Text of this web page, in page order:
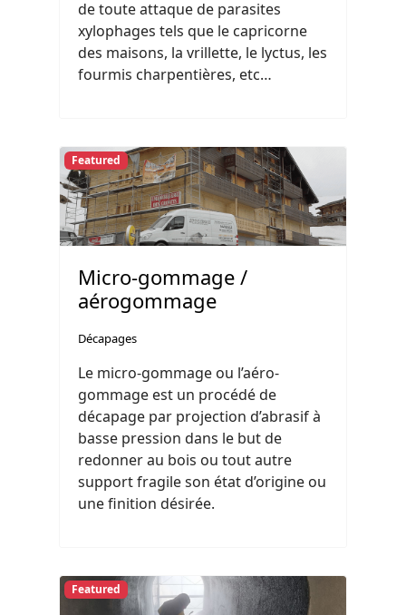
de toute attaque de parasites
xylophages tels que le capricorne
des maisons, la vrillette, le lyctus, les
fourmis charpentières, etc…
Featured
Micro-gommage /
aérogommage
Décapages
Le micro-gommage ou l’aéro-
gommage est un procédé de
décapage par projection d’abrasif à
basse pression dans le but de
redonner au bois ou tout autre
support fragile son état d’origine ou
une finition désirée.
Featured